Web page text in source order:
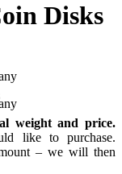
Disks
weight and price.
like to purchase.
– we will then